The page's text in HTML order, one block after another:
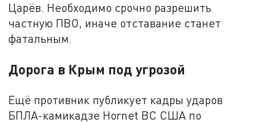
Царёв. Необходимо срочно разрешить
частную ПВО, иначе отставание станет
фатальным.
Дорога в Крым под угрозой
Ещё противник публикует кадры ударов
БПЛА-камикадзе Hornet ВС США по